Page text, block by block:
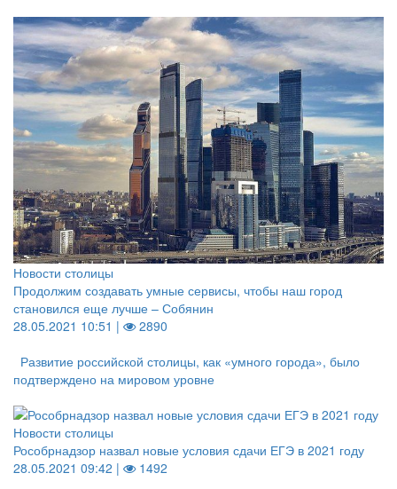
Новости столицы
Продолжим создавать умные сервисы, чтобы наш город
становился еще лучше – Собянин
28.05.2021 10:51 |
2890
Развитие российской столицы, как «умного города», было
подтверждено на мировом уровне
Новости столицы
Рособрнадзор назвал новые условия сдачи ЕГЭ в 2021 году
28.05.2021 09:42 |
1492